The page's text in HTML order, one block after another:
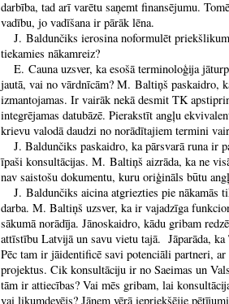
darbība, tad arī varētu saņemt finansējumu.
vadību, jo vadīšana ir pārāk lēna.
J. Baldunčiks ierosina noformulēt
tiekamies nākamreiz?
E. Cauna uzsver, ka esošā terminoloģija
jautā, vai no vārdnīcām? M. Baltiņš paskaidro,
izmantojamas. Ir vairāk nekā desmit TK
integrējamas datubāzē. Pierakstīt angļu
krievu valodā daudzi no norādītajiem termini
J. Baldunčiks paskaidro, ka pārsvarā runa ir
īpaši konsultācijas. M. Baltiņš aizrāda, ka ne
nav saistošu dokumentu, kuru oriģināls būtu
J. Baldunčiks aicina atgriezties pie nākamās
darba. M. Baltiņš uzsver, ka ir vajadzīga
sākumā norādīja. Jānoskaidro, kādu gribam
attīstību Latvijā un savu vietu tajā. Jāparāda,
Pēc tam ir jāidentificē savi potenciāli partneri,
projektus. Cik konsultāciju ir no Saeimas un
tām ir attiecības? Vai mēs gribam, lai
vai likumdevējs? Jāņem vērā iepriekšējie